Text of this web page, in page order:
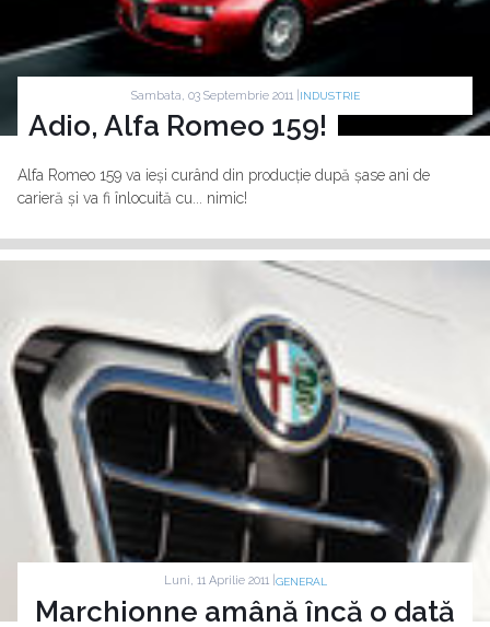
Sambata, 03 Septembrie 2011 | INDUSTRIE
Adio, Alfa Romeo 159!
Alfa Romeo 159 va ieși curând din producție după șase ani de
carieră și va fi înlocuită cu... nimic!
Luni, 11 Aprilie 2011 | GENERAL
Marchionne amână încă o dată